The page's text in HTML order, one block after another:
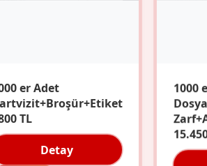
er Adet
TL
Detay
1000